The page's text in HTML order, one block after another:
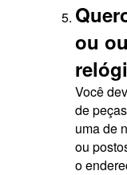
ou
Você
de
uma de
ou
o